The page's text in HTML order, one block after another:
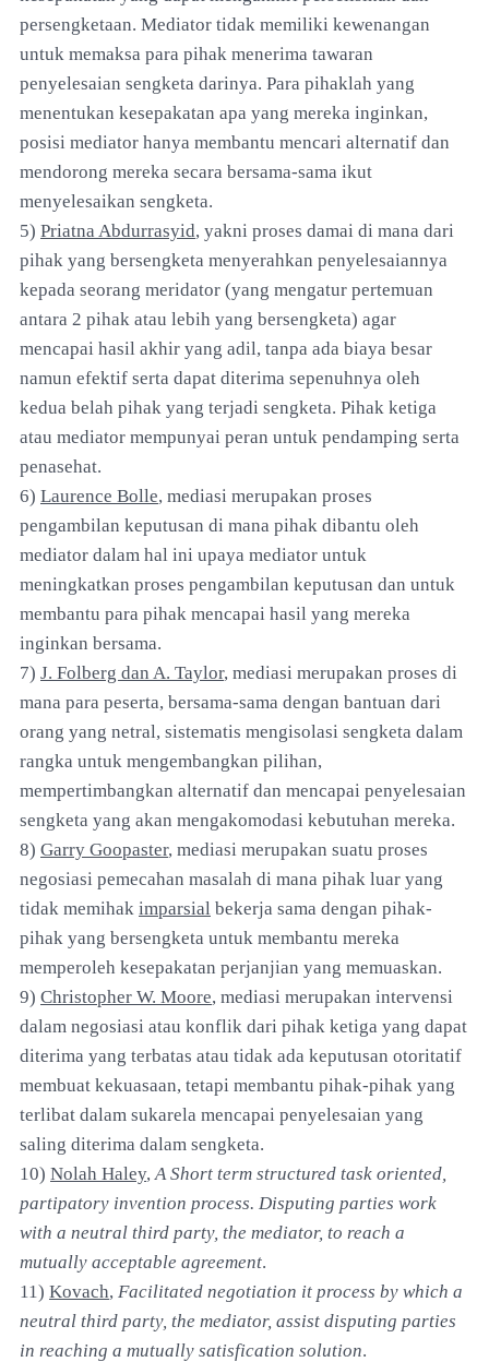
persengketaan. Mediator tidak memiliki kewenangan
untuk memaksa para pihak menerima tawaran
penyelesaian sengketa darinya. Para pihaklah yang
menentukan kesepakatan apa yang mereka inginkan,
posisi mediator hanya membantu mencari alternatif dan
mendorong mereka secara bersama-sama ikut
menyelesaikan sengketa.
5) Priatna Abdurrasyid, yakni proses damai di mana dari
pihak yang bersengketa menyerahkan penyelesaiannya
kepada seorang meridator (yang mengatur pertemuan
antara 2 pihak atau lebih yang bersengketa) agar
mencapai hasil akhir yang adil, tanpa ada biaya besar
namun efektif serta dapat diterima sepenuhnya oleh
kedua belah pihak yang terjadi sengketa. Pihak ketiga
atau mediator mempunyai peran untuk pendamping serta
penasehat.
6) Laurence Bolle, mediasi merupakan proses
pengambilan keputusan di mana pihak dibantu oleh
mediator dalam hal ini upaya mediator untuk
meningkatkan proses pengambilan keputusan dan untuk
membantu para pihak mencapai hasil yang mereka
inginkan bersama.
7) J. Folberg dan A. Taylor, mediasi merupakan proses di
mana para peserta, bersama-sama dengan bantuan dari
orang yang netral, sistematis mengisolasi sengketa dalam
rangka untuk mengembangkan pilihan,
mempertimbangkan alternatif dan mencapai penyelesaian
sengketa yang akan mengakomodasi kebutuhan mereka.
8) Garry Goopaster, mediasi merupakan suatu proses
negosiasi pemecahan masalah di mana pihak luar yang
tidak memihak imparsial bekerja sama dengan pihak-
pihak yang bersengketa untuk membantu mereka
memperoleh kesepakatan perjanjian yang memuaskan.
9) Christopher W. Moore, mediasi merupakan intervensi
dalam negosiasi atau konflik dari pihak ketiga yang dapat
diterima yang terbatas atau tidak ada keputusan otoritatif
membuat kekuasaan, tetapi membantu pihak-pihak yang
terlibat dalam sukarela mencapai penyelesaian yang
saling diterima dalam sengketa.
10) Nolah Haley,A Short term structured task oriented,
partipatory invention process. Disputing parties work
with a neutral third party, the mediator, to reach a
mutually acceptable agreement.
11) Kovach, Facilitated negotiation it process by which a
neutral third party, the mediator, assist disputing parties
in reaching a mutually satisfication solution.